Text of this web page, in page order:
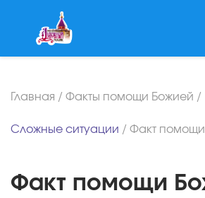
Главная / Факты помощи Божией /
Сложные ситуации / Факт
Факт помощи